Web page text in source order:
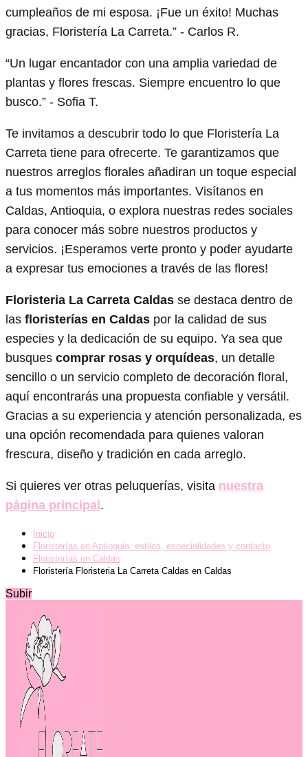
cumpleaños de mi esposa. ¡Fue un éxito! Muchas
gracias, Floristería La Carreta.” - Carlos R.
“Un lugar encantador con una amplia variedad de
plantas y flores frescas. Siempre encuentro lo que
busco.” - Sofia T.
Te invitamos a descubrir todo lo que Floristería La
Carreta tiene para ofrecerte. Te garantizamos que
nuestros arreglos florales añadiran un toque especial
a tus momentos más importantes. Visítanos en
Caldas, Antioquia, o explora nuestras redes sociales
para conocer más sobre nuestros productos y
servicios. ¡Esperamos verte pronto y poder ayudarte
a expresar tus emociones a través de las flores!
Floristeria La Carreta Caldas se destaca dentro de
las floristerías en Caldas por la calidad de sus
especies y la dedicación de su equipo. Ya sea que
busques comprar rosas y orquídeas, un detalle
sencillo o un servicio completo de decoración floral,
aquí encontrarás una propuesta confiable y versátil.
Gracias a su experiencia y atención personalizada, es
una opción recomendada para quienes valoran
frescura, diseño y tradición en cada arreglo.
Si quieres ver otras peluquerías, visita nuestra
página principal.
Inicio
Floristerías en Antioquia: estilos, especialidades y contacto
Floristerías en Caldas
Floristería Floristeria La Carreta Caldas en Caldas
Subir